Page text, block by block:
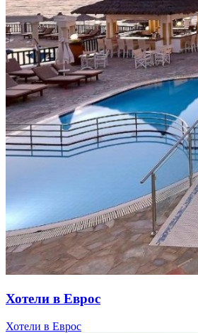
Хотели в Еврос
Хотели в Еврос